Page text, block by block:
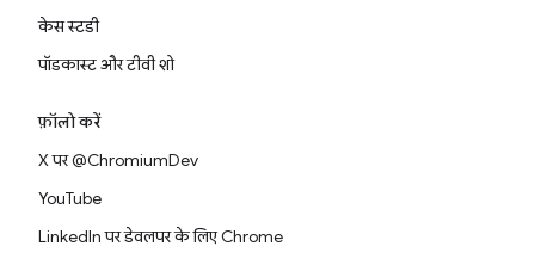
केस स्टडी
पॉडकास्ट और टीवी शो
फ़ॉलो करें
X पर @ChromiumDev
YouTube
LinkedIn पर डेवलपर के लिए Chrome